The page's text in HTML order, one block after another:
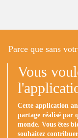
Parce que sans
Vous
Cette application
partage réalisé par
monde. Vous êtes
souhaitez